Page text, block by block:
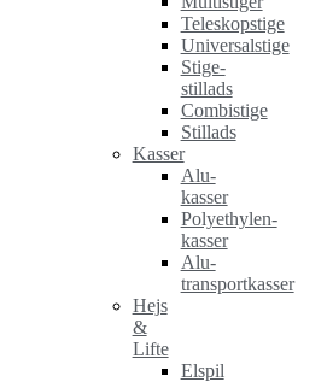
Teleskopstige
Universalstige
Stige-
stillads
Combistige
Stillads
Kasser
Alu-
kasser
Polyethylen-
kasser
Alu-
transportkasser
Hejs
&
Lifte
Elspil